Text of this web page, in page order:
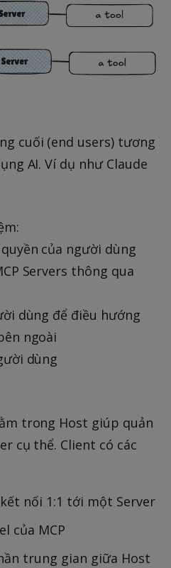
cuối (end users) tương
AI. Ví dụ như Claude
của người dùng
Servers thông qua
dùng để điều hướng
ngoài
dùng
trong Host giúp quản
cụ thể. Client có các
nối 1:1 tới một Server
của MCP
trung gian giữa Host